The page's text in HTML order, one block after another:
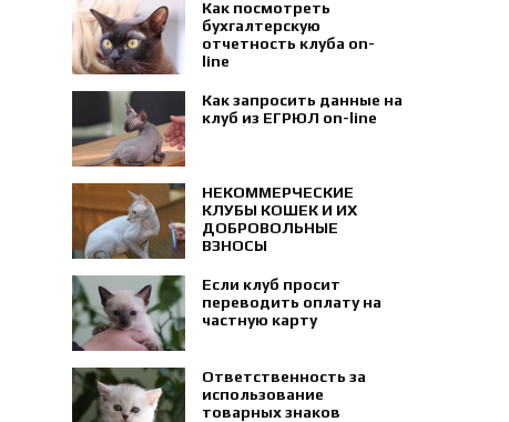
Как посмотреть
бухгалтерскую
отчетность клуба on-
line
Как запросить данные на
клуб из ЕГРЮЛ on-line
НЕКОММЕРЧЕСКИЕ
КЛУБЫ КОШЕК И ИХ
ДОБРОВОЛЬНЫЕ
ВЗНОСЫ
Если клуб просит
переводить оплату на
частную карту
Ответственность за
использование
товарных знаков